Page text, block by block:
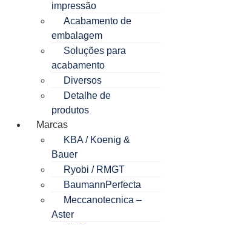
impressão
Acabamento de
embalagem
Soluções para
acabamento
Diversos
Detalhe de
produtos
Marcas
KBA / Koenig &
Bauer
Ryobi / RMGT
BaumannPerfecta
Meccanotecnica –
Aster